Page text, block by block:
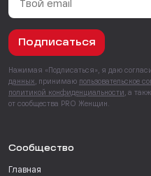
Подписаться
Нажимая «Подписаться», я даю
данных , принимаю пользовательское
политикой конфиденциальности , а
от сообщества PRO Женщин.
Сообщество
Главная